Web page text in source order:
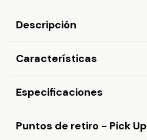
Descripción
Características
Especificaciones
Puntos de retiro - Pick Up